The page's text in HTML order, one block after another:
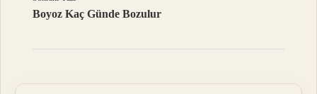
Boyoz Kaç Günde Bozulur